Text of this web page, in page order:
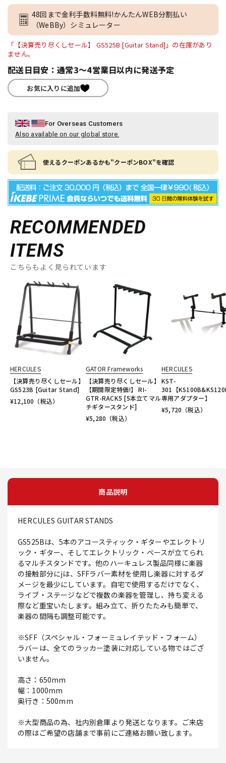
48回まで金利手数料無料!かんたんWEB分割払い
（WeBBy）シミュレーター
「【決算売り尽くしセール】 GS525B [Guitar Stand]」の在庫があり
ません。
配送日目安：通常3～4営業日以内に発送予定
お気に入りに追加
For Overseas Customers
Also available on our global store.
使えるクーポンあるかも"クーポンBOX"を確認
RECOMMENDED
ITEMS
こちらもよく見られています
HERCULES
【決算売り尽くしセール】
GS523B [Guitar Stand]
¥12,100 （税込）
GATOR Frameworks
【決算売り尽くしセール】
【期間限定特価!】 RI-
GTR-RACK5 [5本立てマル
チギタースタンド]
¥5,280 （税込）
HERCULES
KST-
301【
専用アダプター】
¥5,720 （税込）
商品説明
HERCULES GUITAR STANDS
GS525Bは、5本のアコースティック・ギターやエレクトリ
ック・ギター、そしてエレクトリック・ベースが立てられ
るマルチスタンドです。他のハーキュレス製品同様に楽器
の接触部分にjは、SFFラバー素材を使用し楽器に対するダ
メージを最少にしています。自宅で使用するだけでなく、
ライブ・ステージなどで複数の楽器を管理し、持ち変える
際など重宝いたします。組み立て、折りたたみも簡単で、
楽器の間隔も調整可能です。
※SFF（スペシャル・フォーミュレイテッド・フォーム）
ラバーは、全てのラッカー塗装に対応している物ではござ
いません。
高さ：650mm
幅：1000mm
奥行き：500mm
※大型商品の為、社内別倉庫より発送となります。ご来店
の際はご希望の店舗まで事前にご連絡お願い致します。